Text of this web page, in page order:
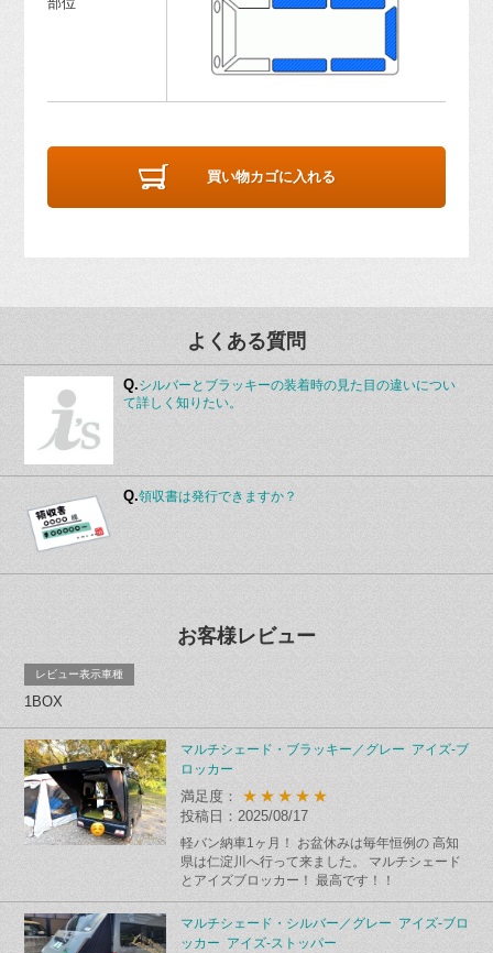
買い物カゴに入れる
よくある質問
Q.シルバーとブラッキーの装着時の見た目の違いについ
て詳しく知りたい。
Q.領収書は発行できますか？
お客様レビュー
レビュー表示車種
1BOX
マルチシェード・ブラッキー／グレー アイズ-ブ
ロッカー
満足度： ★★★★★
投稿日：2025/08/17
軽バン納車1ヶ月！ お盆休みは毎年恒例の 高知
県は仁淀川へ行って来ました。 マルチシェード
とアイズブロッカー！ 最高です！！
マルチシェード・シルバー／グレー アイズ-ブロ
ッカー アイズ-ストッパー